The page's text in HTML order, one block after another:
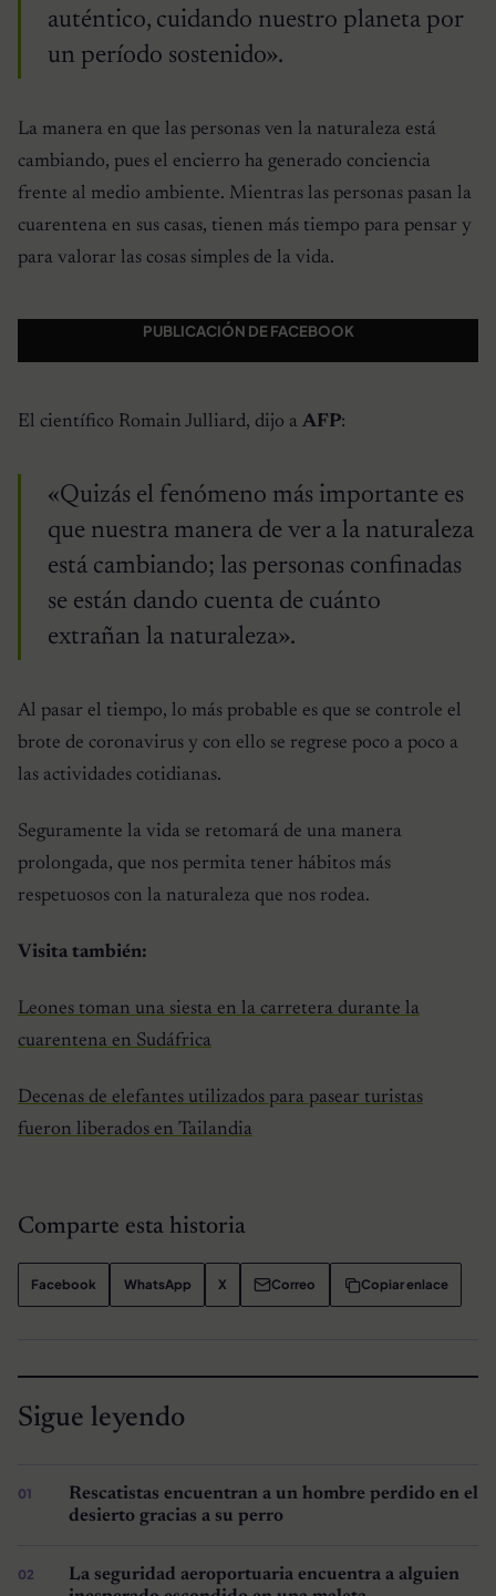
auténtico, cuidando nuestro planeta por
un período sostenido».
La manera en que las personas ven la naturaleza está
cambiando, pues el encierro ha generado conciencia
frente al medio ambiente. Mientras las personas pasan la
cuarentena en sus casas, tienen más tiempo para pensar y
para valorar las cosas simples de la vida.
PUBLICACIÓN DE FACEBOOK
El científico Romain Julliard, dijo a AFP:
«Quizás el fenómeno más importante es
que nuestra manera de ver a la naturaleza
está cambiando; las personas confinadas
se están dando cuenta de cuánto
extrañan la naturaleza».
Al pasar el tiempo, lo más probable es que se controle el
brote de coronavirus y con ello se regrese poco a poco a
las actividades cotidianas.
Seguramente la vida se retomará de una manera
prolongada, que nos permita tener hábitos más
respetuosos con la naturaleza que nos rodea.
Visita también:
Leones toman una siesta en la carretera durante la
cuarentena en Sudáfrica
Decenas de elefantes utilizados para pasear turistas
fueron liberados en Tailandia
Comparte esta historia
Facebook WhatsApp X Correo Copiar enlace
Sigue leyendo
Rescatistas encuentran a un hombre perdido en el
desierto gracias a su perro
La seguridad aeroportuaria encuentra a alguien